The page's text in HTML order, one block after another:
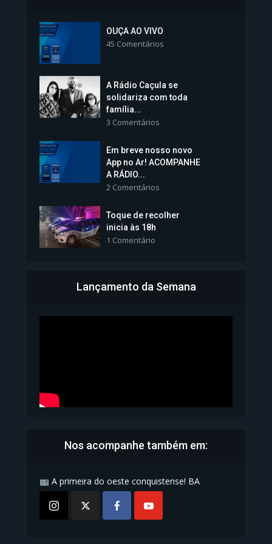
Colégios da Polícia...
Vice-Prefeita Sheila Lemos
tomará posse nesta...
1.101 Modos de exibição
Bahia inicia emissão da
OUÇA AO VIVO
45 Comentários
A Rádio Caçula se
solidariza com toda
família...
3 Comentários
Em breve nosso novo
App no Ar! ACOMPANHE
A RÁDIO...
2 Comentários
Toque de recolher
inicia às 18h
1 Comentário
Lançamento da Semana
Nos acompanhe também em:
A primeira do oeste conquistense! BA